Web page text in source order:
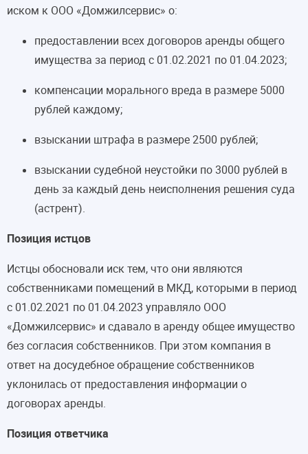
иском к ООО «Домжилсервис» о:
предоставлении всех договоров аренды общего
имущества за период с 01.02.2021 по 01.04.2023;
компенсации морального вреда в размере 5000
рублей каждому;
взыскании штрафа в размере 2500 рублей;
взыскании судебной неустойки по 3000 рублей в
день за каждый день неисполнения решения суда
(астрент).
Позиция истцов
Истцы обосновали иск тем, что они являются
собственниками помещений в МКД, которыми в период
с 01.02.2021 по 01.04.2023 управляло ООО
«Домжилсервис» и сдавало в аренду общее имущество
без согласия собственников. При этом компания в
ответ на досудебное обращение собственников
уклонилась от предоставления информации о
договорах аренды.
Позиция ответчика